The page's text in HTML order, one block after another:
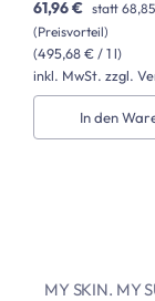
(495,68 € / 1 l)
61,96 € statt
(Preisvorteil)
inkl. MwSt. zzgl.
In den
MY SKIN. MY